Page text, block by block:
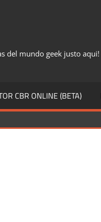
del mundo geek justo aqui!
CBR ONLINE (BETA)